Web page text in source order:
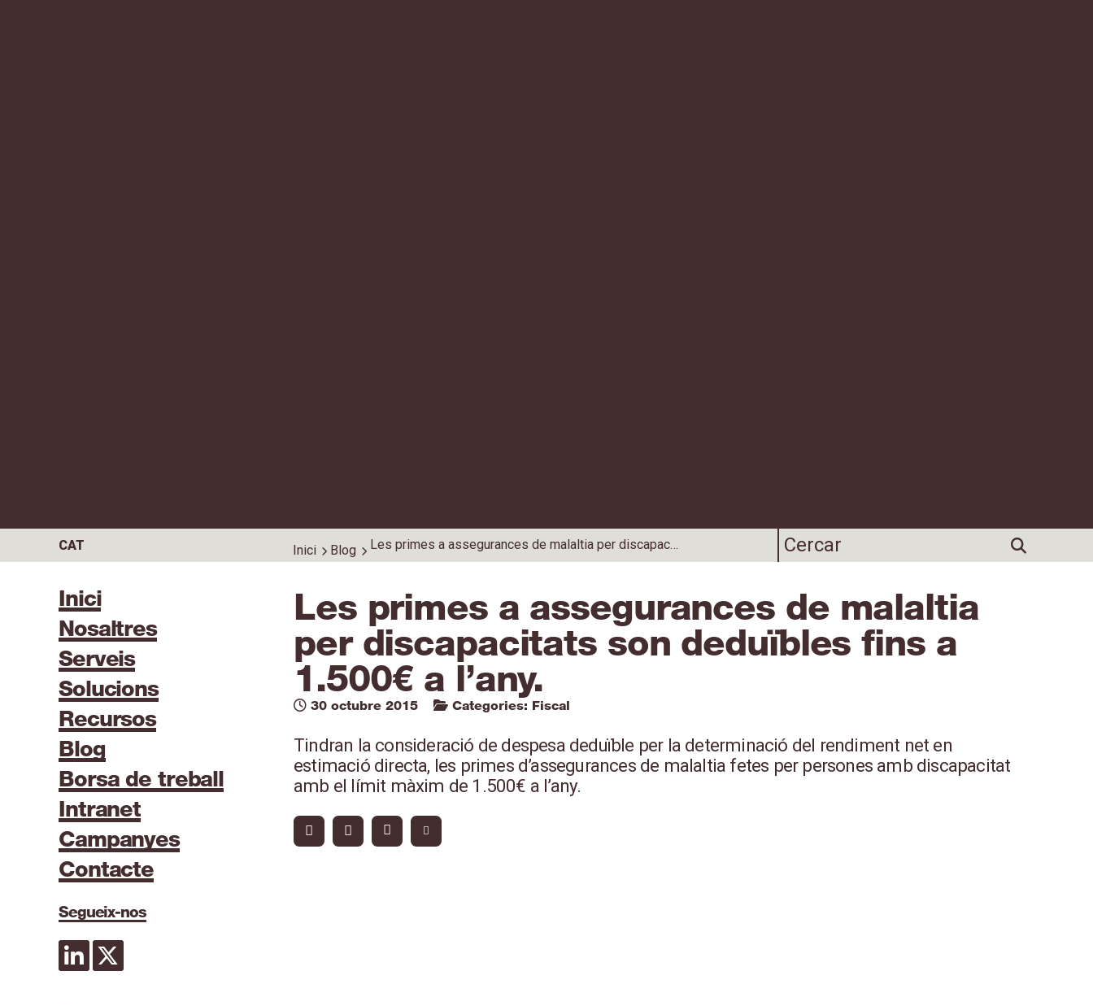
CAT Inici Blog Les primes a assegurances de malaltia per discapacitats son deduïbles fins a 1.500€ a l’any.
Inici
Nosaltres
Serveis
Solucions
Recursos
Blog
Borsa de treball
Intranet
Campanyes
Contacte
Segueix-nos
Les primes a assegurances de malaltia
per discapacitats son deduïbles fins a
1.500€ a l’any.
30 octubre 2015 Categories: Fiscal
Tindran la consideració de despesa deduïble per la determinació del rendiment net en
estimació directa, les primes d’assegurances de malaltia fetes per persones amb discapacitat
amb el límit màxim de 1.500€ a l’any.